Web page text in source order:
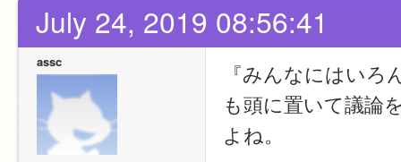
July 24, 2019 08:56:41
assc
『みんなにはい
も頭に置いて議論
よね。